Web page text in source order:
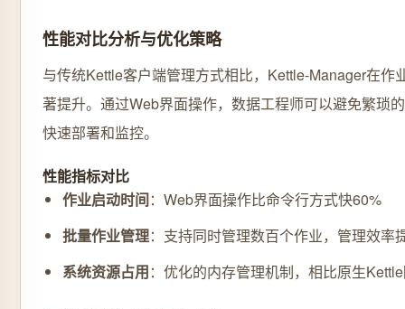
性能对比分析与优化策略
与传统Kettle客户端管理方式相比，Kettle-Manager在作
著提升。通过Web界面操作，数据工程师可以避免繁琐
快速部署和监控。
性能指标对比
作业启动时间：Web界面操作比命令行方式快60%
批量作业管理：支持同时管理数百个作业，管理效率
系统资源占用：优化的内存管理机制，相比原生